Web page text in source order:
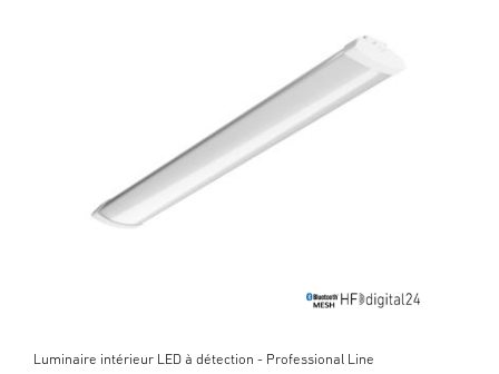
Luminaire intérieur LED à détection - Professional Line